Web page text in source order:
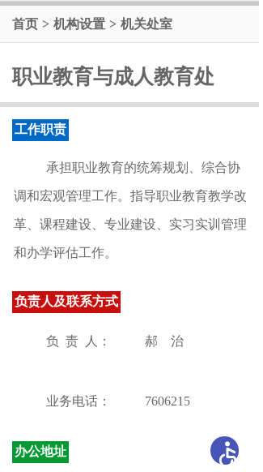
首页 > 机构设置 > 机关处室
职业教育与成人教育处
工作职责
承担职业教育的统筹规划、综合协
调和宏观管理工作。 指导职业教育教学改
革、课程建设、专业建设、实习实训管理
和办学评估工作。
负责人及联系方式
负 责 人： 郝 治
业务电话： 7606215
办公地址